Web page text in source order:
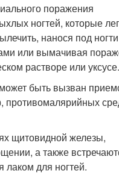
поражения
ногтей, которые
нанося под
или вымачивая
растворе или уксусе.
быть вызван
противомалярийных
щитовидной железы,
а также
лаком для ногтей.